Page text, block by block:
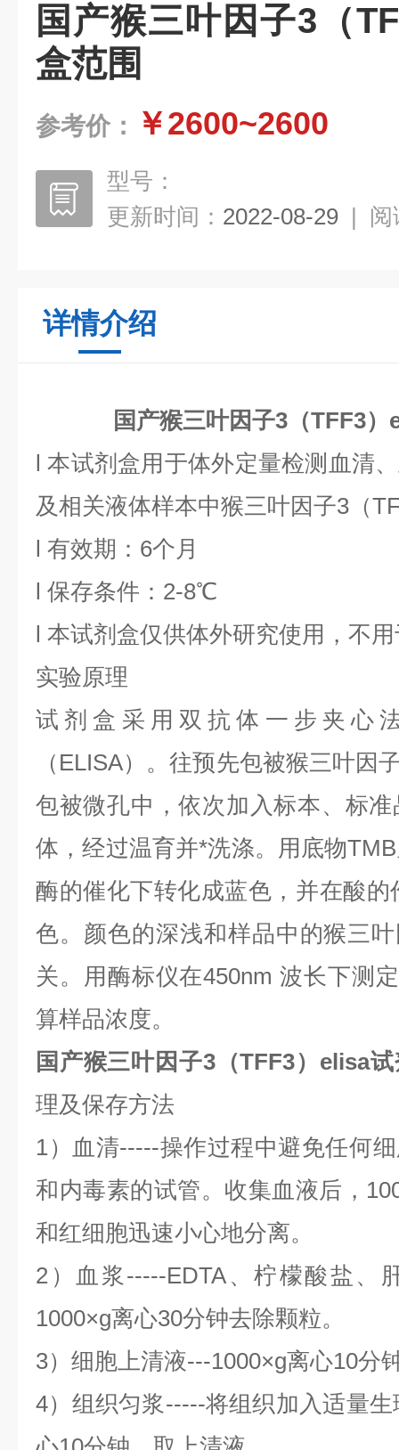
国产猴三叶因子3（
盒范围
参考价： ￥2600~2600
型号：
更新时间： 2022-08-29 | 阅
详情介绍
国产猴三叶因子3（TFF3
l 本试剂盒用于体外定量检测血清
及相关液体样本中猴三叶因子3（
l 有效期：6个月
l 保存条件：2-8℃
l 本试剂盒仅供体外研究使用，不
实验原理
试剂盒采用双抗体一步夹心
（ELISA）。往预先包被猴三叶因
包被微孔中，依次加入标本、标
体，经过温育并*洗涤。用底物
酶的催化下转化成蓝色，并在酸
色。颜色的深浅和样品中的猴三
关。用酶标仪在450nm 波长下测
算样品浓度。
国产猴三叶因子3（TFF3）elisa
理及保存方法
1）血清-----操作过程中避免任何
和内毒素的试管。收集血液后，
和红细胞迅速小心地分离。
2）血浆-----EDTA、柠檬酸盐、
1000×g离心30分钟去除颗粒。
3）细胞上清液---1000×g离心10分
4）组织匀浆-----将组织加入适量